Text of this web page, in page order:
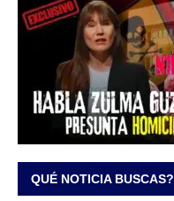
QUÉ NOTICIA BUSCAS?